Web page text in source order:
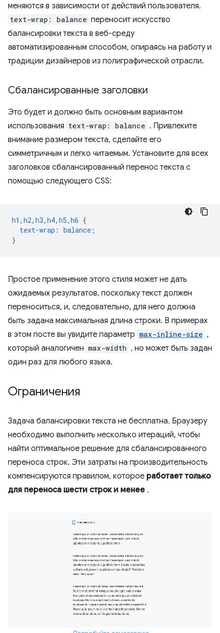
меняются в зависимости от действий пользователя.
text-wrap: balance переносит искусство
балансировки текста в веб-среду
автоматизированным способом, опираясь на работу и
традиции дизайнеров из полиграфической отрасли.
Сбалансированные заголовки
Это будет и должно быть основным вариантом
использования text-wrap: balance . Привлеките
внимание размером текста, сделайте его
симметричным и легко читаемым. Установите для всех
заголовков сбалансированный перенос текста с
помощью следующего CSS:
h1 , h2, h3, h4, h5, h6 {
text-wrap : balance ;
}
Простое применение этого стиля может не дать
ожидаемых результатов, поскольку текст должен
переноситься, и, следовательно, для него должна
быть задана максимальная длина строки. В примерах
в этом посте вы увидите параметр max-inline-size ,
который аналогичен max-width , но может быть задан
один раз для любого языка.
Ограничения
Задача балансировки текста не бесплатна. Браузеру
необходимо выполнить несколько итераций, чтобы
найти оптимальное решение для сбалансированного
переноса строк. Эти затраты на производительность
компенсируются правилом, которое работает только
для переноса шести строк и менее .